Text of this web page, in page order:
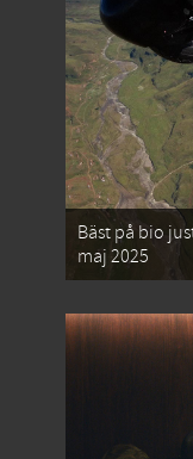
Bäst på bio
maj 2025